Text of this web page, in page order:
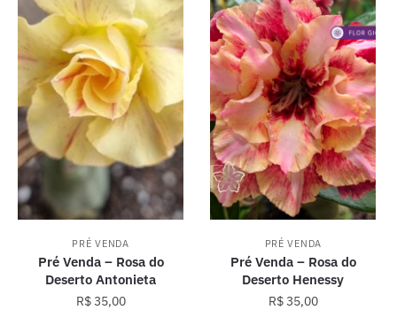
PRÉ VENDA
Pré Venda – Rosa do
Deserto Antonieta
R$35,00
PRÉ VENDA
Pré Venda – Rosa do
Deserto Henessy
R$35,00